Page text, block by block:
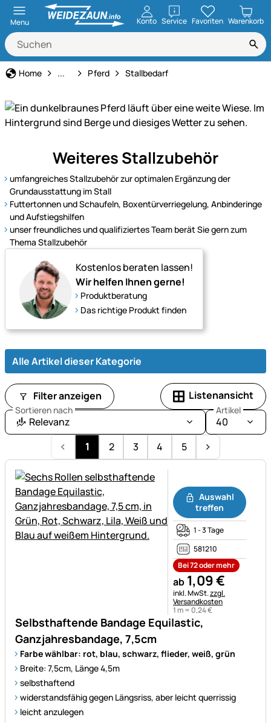
Menu Konto ServiceöffnenFavoriten Warenkorb
Home Tierart
... Pferd Stallbedarf
für
Pferde
–
alles
für
Pflege,
Haltung
Wohlbefinden.
Weiteres Stallzubehör
umfangreiches Stallzubehör zur optimalen Ergänzung der
Grundausstattung im Stall
Futtertonnen und Schaufeln, Boxentürverriegelung, Anbinderinge
und Aufstiegshilfen
unser freundliches und qualifiziertes Team berät Sie gern zum
Thema Stallzubehör
Kostenlos beraten lassen!
Wir helfen Ihnen gerne!
Produktberatung
Das richtige Produkt finden
Alle Artikel dieser Kategorie
Filter anzeigen Listenansicht
Sortieren nach
Relevanz
Artikel
40
1
2 3 4 5
Selbsthaftende Bandage Equilastic,
Ganzjahresbandage, 7,5cm
Farbe wählbar: rot, blau, schwarz, flieder, weiß, grün
Breite: 7,5cm, Länge 4,5m
selbsthaftend
widerstandsfähig gegen Längsriss, aber leicht querrissig
leicht anzulegen
Auswahl
treffen
1 - 3 Tage
581210
Bei 72 oder mehr
ab 1,09€
Steuerhinweis:
inkl. MwSt.zzgl.
Versandkosten
1 m = 0,24€